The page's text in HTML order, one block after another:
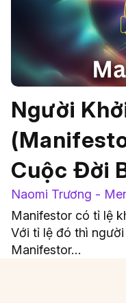
Người
Cuộc Đời
Naomi Trương -
Manifestor có tỉ lệ
Với tỉ lệ đó thì
Manifestor…